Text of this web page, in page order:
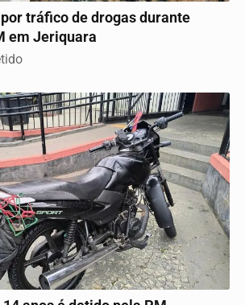
tráfico de drogas durante
em Jeriquara